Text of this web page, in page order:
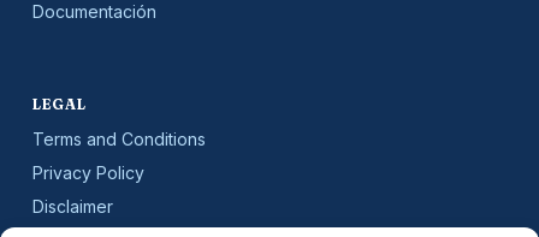
Documentación
LEGAL
Terms and Conditions
Privacy Policy
Disclaimer